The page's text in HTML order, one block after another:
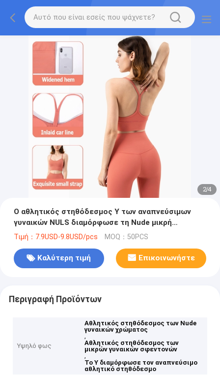
2/4
Ο αθλητικός στηθόδεσμος Υ των αναπνεύσιμων
γυναικών NULS διαμόρφωσε τη Nude μικρή
σφεντόνα χρώματος
Τιμή：7.9USD-9.8USD/pcs MOQ：50PCS
Καλύτερη τιμή Επικοινωνήστε
Περιγραφή Προϊόντων
Υψηλό φως
Αθλητικός στηθόδεσμος των Nude
γυναικών χρώματος
,
Αθλητικός στηθόδεσμος των
μικρών γυναικών σφεντονών
,
Το Υ διαμόρφωσε τον αναπνεύσιμο
αθλητικό στηθόδεσμο